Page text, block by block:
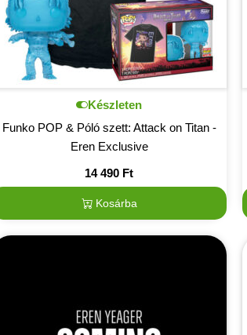
Készleten
Funko POP & Póló szett: Attack on Titan -
Eren Exclusive
14 490 Ft
Kosárba